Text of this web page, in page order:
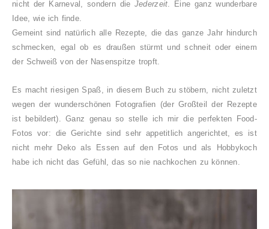
nicht der Karneval, sondern die Jederzeit. Eine ganz wunderbare
Idee, wie ich finde.
Gemeint sind natürlich alle Rezepte, die das ganze Jahr hindurch
schmecken, egal ob es draußen stürmt und schneit oder einem
der Schweiß von der Nasenspitze tropft.
Es macht riesigen Spaß, in diesem Buch zu stöbern, nicht zuletzt
wegen der wunderschönen Fotografien (der Großteil der Rezepte
ist bebildert). Ganz genau so stelle ich mir die perfekten Food-
Fotos vor: die Gerichte sind sehr appetitlich angerichtet, es ist
nicht mehr Deko als Essen auf den Fotos und als Hobbykoch
habe ich nicht das Gefühl, das so nie nachkochen zu können.